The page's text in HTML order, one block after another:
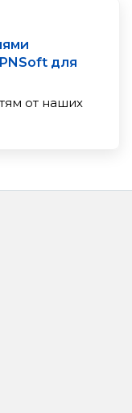
для
от наших